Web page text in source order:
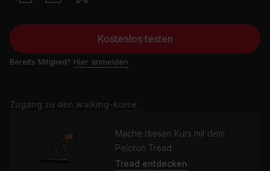
Kostenlos testen
Bereits Mitglied? Hier anmelden
Zugang zu den walking-kurse
Mache diesen Kurs mit dem
Peloton Tread
Tread entdecken